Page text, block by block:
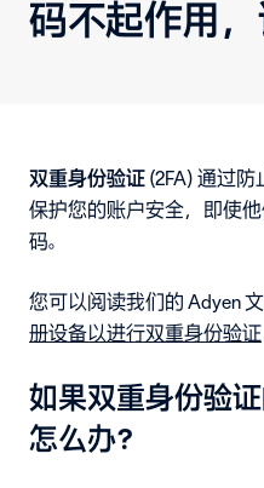
码不起作用，
双重身份验证 (2FA) 通过
保护您的账户安全，即使
码。
您可以阅读我们的 Adyen
册设备以进行双重身份验证
如果双重身份验
怎么办？